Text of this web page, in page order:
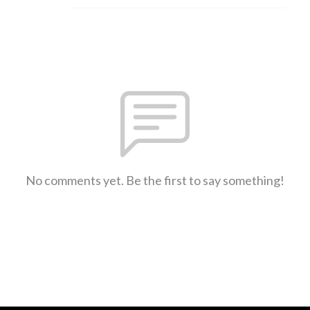
No comments yet. Be the first to say something!